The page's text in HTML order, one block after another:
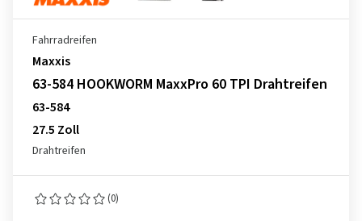
Fahrradreifen
Maxxis
63-584 HOOKWORM MaxxPro 60 TPI Drahtreifen
63-584
27.5 Zoll
Drahtreifen
(0)